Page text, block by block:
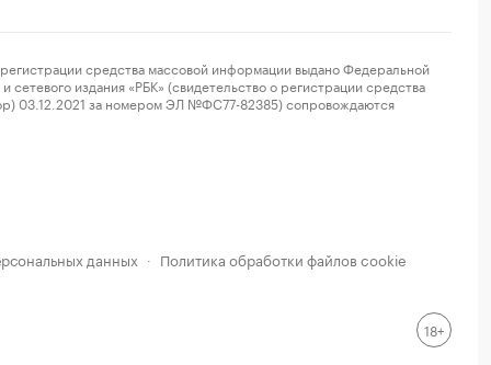
средства массовой информации выдано Федеральной
издания «РБК» (свидетельство о регистрации средства
03.12.2021 за номером ЭЛ №ФС77-82385) сопровождаются
данных · Политика обработки файлов cookie
18+